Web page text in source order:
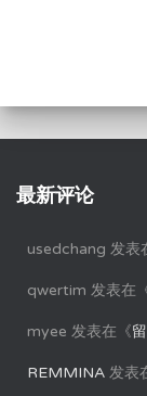
最新评论
usedchang 发表
qwertim 发表在
myee 发表在《
REMMINA 发表